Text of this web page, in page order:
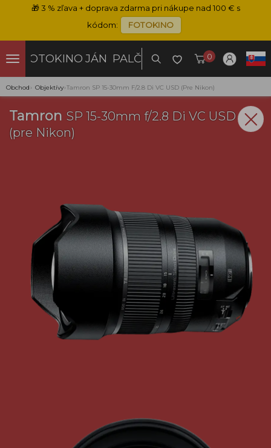
🎁3 % zľava + doprava zdarma pri nákupe nad 100 € s
kódom:
FOTOKINO
FOTOKINO JÁN PALČO 0
Obchod › Objektívy›Tamron SP 15-30mm F/2.8 Di VC USD (pre Nikon)
Tamron SP 15-30mm f/2.8 Di VC USD
(pre Nikon)